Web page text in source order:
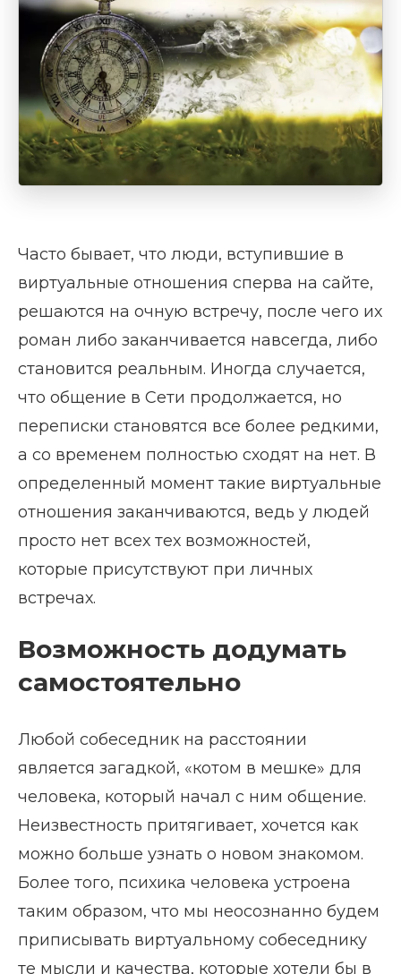
Часто бывает, что люди, вступившие в
виртуальные отношения сперва на сайте,
решаются на очную встречу, после чего их
роман либо заканчивается навсегда, либо
становится реальным. Иногда случается,
что общение в Сети продолжается, но
переписки становятся все более редкими,
а со временем полностью сходят на нет. В
определенный момент такие виртуальные
отношения заканчиваются, ведь у людей
просто нет всех тех возможностей,
которые присутствуют при личных
встречах.
Возможность додумать
самостоятельно
Любой собеседник на расстоянии
является загадкой, «котом в мешке» для
человека, который начал с ним общение.
Неизвестность притягивает, хочется как
можно больше узнать о новом знакомом.
Более того, психика человека устроена
таким образом, что мы неосознанно будем
приписывать виртуальному собеседнику
те мысли и качества, которые хотели бы в